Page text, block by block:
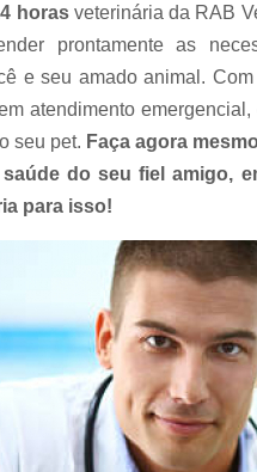
horasveterinária da RAB
prontamente as
e seu amado animal.
atendimento
seu pet. Faça agora
do seu fiel amigo,
para isso!